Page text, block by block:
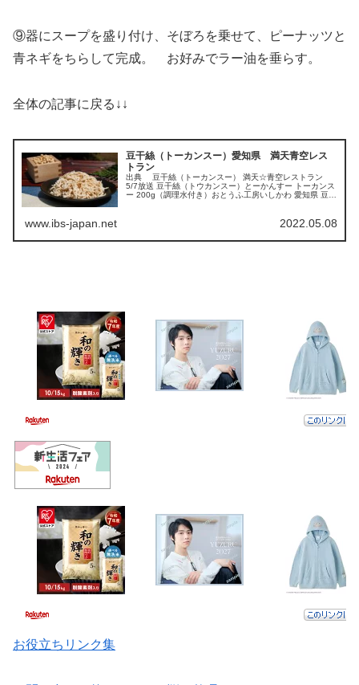
⑨器にスープを盛り付け、そぼろを乗せて、ピーナッツと
青ネギをちらして完成。 お好みでラー油を垂らす。
全体の記事に戻る↓↓
豆干絲（トーカンスー）愛知県 満天青空レス
トラン
出典 豆干絲（トーカンスー） 満天☆青空レストラン
5/7放送 豆干絲（トウカンスー）とーかんすー トーカンス
ー 200g（調理水付き）おとうふ工房いしかわ 愛知県 豆蔵
www.ibs-japan.net 2022.05.08
お役立ちリンク集